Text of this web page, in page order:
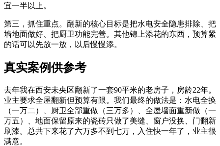
宜一半以上。
第三，抓住重点。翻新的核心目标是把水电安全隐患排除、把
墙地面做好、把厨卫功能完善。其他锦上添花的东西，预算紧
的话可以先放一放，以后慢慢添。
真实案例供参考
去年我在西安未央区翻新了一套90平米的老房子，房龄22年。
业主要求全屋翻新但预算有限。我们最终的做法是：水电全换
（一万二）、厨卫全部重做（三万多）、全屋墙面重新做（一
万五）、地面保留原来的瓷砖只做了美缝、窗户没换、门翻新
刷漆。总共下来花了六万多不到七万，入住快一年了，业主很
满意。